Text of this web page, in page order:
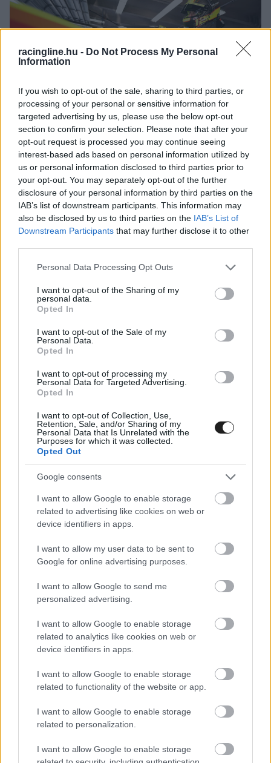
racingline.hu - Do Not Process My Personal
Information
If you wish to opt-out of the sale, sharing to third parties, or
processing of your personal or sensitive information for
targeted advertising by us, please use the below opt-out
section to confirm your selection. Please note that after your
opt-out request is processed you may continue seeing
interest-based ads based on personal information utilized by
us or personal information disclosed to third parties prior to
your opt-out. You may separately opt-out of the further
disclosure of your personal information by third parties on the
IAB’s list of downstream participants. This information may
also be disclosed by us to third parties on the IAB’s List of
Downstream Participants that may further disclose it to other
Please note that this website/app uses one or more Google
not limited to your visit or usage behaviour. You may click to
grant or deny consent to Google and its third-party tags to
use your data for below specified purposes in below Google
consent section.
Personal Data Processing Opt Outs
I want to opt-out of the Sharing of my
personal data.
Opted In
I want to opt-out of the Sale of my
Personal Data.
Opted In
I want to opt-out of processing my
Personal Data for Targeted Advertising.
Opted In
I want to opt-out of Collection, Use,
Retention, Sale, and/or Sharing of my
Personal Data that Is Unrelated with the
Purposes for which it was collected.
Opted Out
Google consents
I want to allow Google to enable storage
related to advertising like cookies on web or
device identifiers in apps.
I want to allow my user data to be sent to
Google for online advertising purposes.
I want to allow Google to send me
personalized advertising.
I want to allow Google to enable storage
related to analytics like cookies on web or
device identifiers in apps.
I want to allow Google to enable storage
related to functionality of the website or app.
I want to allow Google to enable storage
related to personalization.
I want to allow Google to enable storage
500MILES / 2022. FEBR. 22.
Penske elmondta miért
módosítottak a kerekeken
Roger Penske először szólalt meg az ügy kapcsán, amióta a
NASCAR a hétvége elején elkobozta a csapat kerekeit.
FASTEST SLAP / 2021. JÚL. 14.
Indianapolis nem térne vissza
harmadik amerikai versenyként
Roger Penske, az Indianapolis Motor Speedway tulajdonosa
szeretné, hogy az F1 újra ellátogasson a pályára. A Forma-1
lassan kezd visszatérni a normális kerékvágásba, és amellett,
naptárhoz, jövőre még egy új helyszín lesz, Miamiban. Az új
verseny [&hellip;]